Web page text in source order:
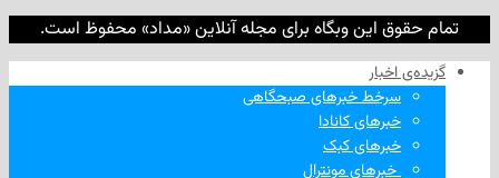
این وبگاه برای مجله آنلاین «مداد» محفوظ است.
اخبار
سرخط خبرهای صبحگاهی
خبرهای کانادا
خبرهای کبک
‌ خبرهای مونترال